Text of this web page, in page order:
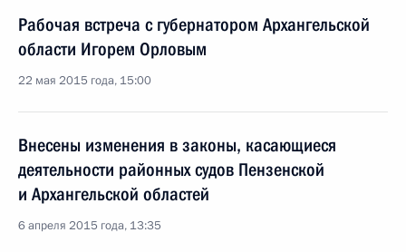
Рабочая встреча с губернатором Архангельской
области Игорем Орловым
22 мая 2015 года, 15:00
Внесены изменения в законы, касающиеся
деятельности районных судов Пензенской
и Архангельской областей
6 апреля 2015 года, 13:35